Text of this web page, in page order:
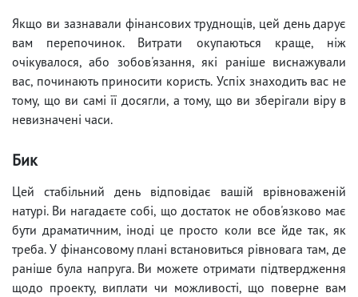
Якщо ви зазнавали фінансових труднощів, цей день дарує
вам перепочинок. Витрати окупаються краще, ніж
очікувалося, або зобов'язання, які раніше виснажували
вас, починають приносити користь. Успіх знаходить вас не
тому, що ви самі її досягли, а тому, що ви зберігали віру в
невизначені часи.
Бик
Цей стабільний день відповідає вашій врівноваженій
натурі. Ви нагадаєте собі, що достаток не обов'язково має
бути драматичним, іноді це просто коли все йде так, як
треба. У фінансовому плані встановиться рівновага там, де
раніше була напруга. Ви можете отримати підтвердження
щодо проекту, виплати чи можливості, що поверне вам